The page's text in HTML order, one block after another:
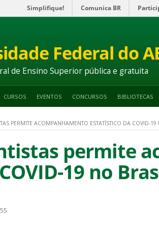
Simplifique! Comunica BR
Federal do
de Ensino Superior pública e gratuita
CURSOS EVENTOS CONCURSOS BIBLIOTECAS
PERMITE ACOMPANHAMENTO ESTATÍSTICO DA COVID-
permite
19 no